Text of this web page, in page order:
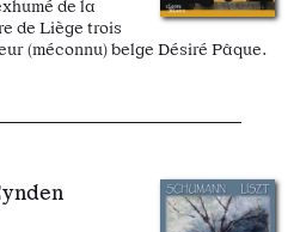
de la
de Liège trois
(méconnu) belge Désiré Pâque.